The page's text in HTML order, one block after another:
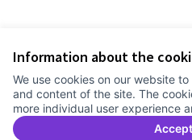
Information about the
We use cookies on our website
and content of the site. The
more individual user experience
Cookie settings
Comunitat Canòdrom at
(External link)
Comunitat Canòdrom at
(External link)
Comunitat Canòdrom at YouTube
(External link)
English
Triar la llenguaElegir el idioma